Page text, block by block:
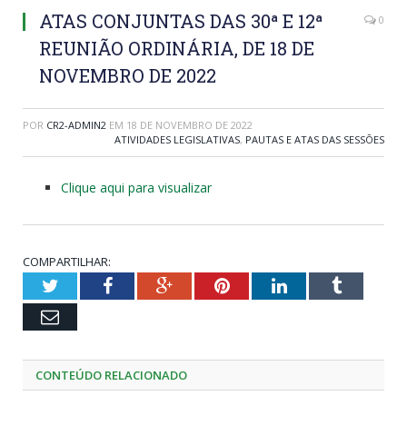
ATAS CONJUNTAS DAS 30ª E 12ª
REUNIÃO ORDINÁRIA, DE 18 DE
NOVEMBRO DE 2022
0
POR CR2-ADMIN2 EM 18 DE NOVEMBRO DE 2022
ATIVIDADES LEGISLATIVAS, PAUTAS E ATAS DAS SESSÕES
Clique aqui para visualizar
COMPARTILHAR:
TwitterFacebookGoogle+PinterestLinkedInTumblr
Email
CONTEÚDO RELACIONADO